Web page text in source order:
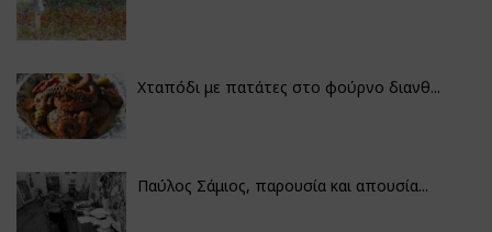
Χταπόδι με πατάτες στο φούρνο διανθ...
Παύλος Σάμιος, παρουσία και απουσία...